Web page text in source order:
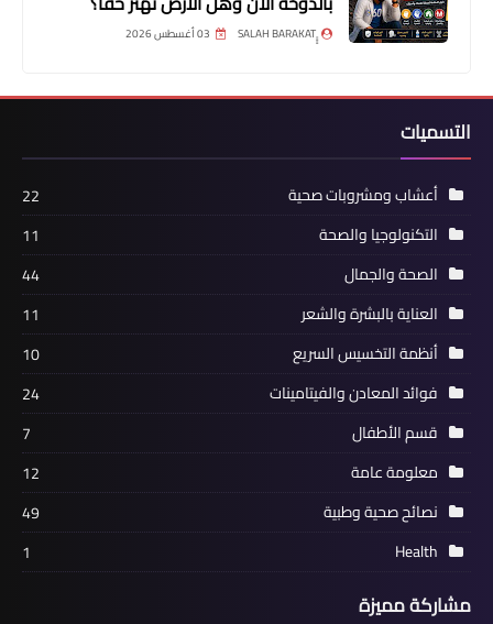
03 أغسطس 2026
التسميات
أعشاب ومشروبات صحية
22
التكنولوجيا والصحة
11
الصحة والجمال
44
العناية بالبشرة والشعر
11
أنظمة التخسيس السريع
10
فوائد المعادن والفيتامينات
24
قسم الأطفال
7
معلومة عامة
12
نصائح صحية وطبية
49
Health
1
مشاركة مميزة